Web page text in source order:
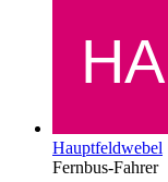
Hauptfeldwebel
Fernbus-Fahrer